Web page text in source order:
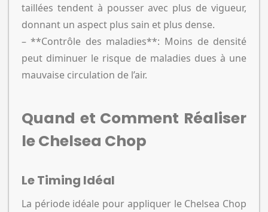
taillées tendent à pousser avec plus de vigueur,
donnant un aspect plus sain et plus dense.
– **Contrôle des maladies**: Moins de densité
peut diminuer le risque de maladies dues à une
mauvaise circulation de l’air.
Quand et Comment Réaliser
le Chelsea Chop
Le Timing Idéal
La période idéale pour appliquer le Chelsea Chop